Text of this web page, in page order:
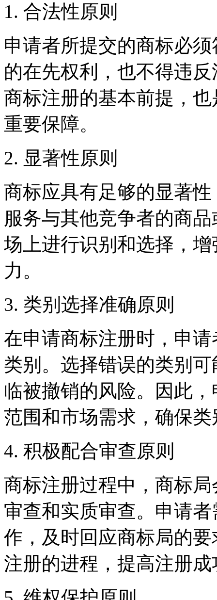
1. 合法性原则
申请者所提交的商标必
的在先权利，也不得违
商标注册的基本前提，
重要保障。
2. 显著性原则
商标应具有足够的显著
服务与其他竞争者的商
场上进行识别和选择，
力。
3. 类别选择准确原则
在申请商标注册时，申
类别。选择错误的类别
临被撤销的风险。因此
范围和市场需求，确保
4. 积极配合审查原则
商标注册过程中，商标
审查和实质审查。申请
作，及时回应商标局的
注册的进程，提高注册成